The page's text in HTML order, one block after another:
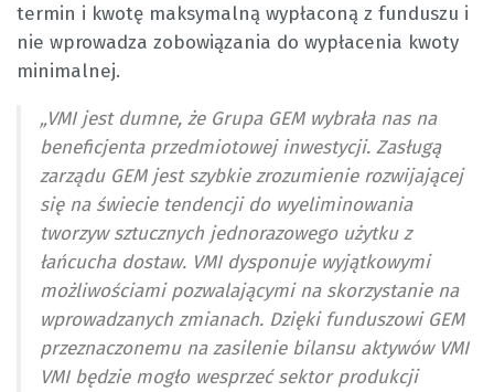
termin i kwotę maksymalną wypłaconą z funduszu i
nie wprowadza zobowiązania do wypłacenia kwoty
minimalnej.
„VMI jest dumne, że Grupa GEM wybrała nas na
beneficjenta przedmiotowej inwestycji. Zasługą
zarządu GEM jest szybkie zrozumienie rozwijającej
się na świecie tendencji do wyeliminowania
tworzyw sztucznych jednorazowego użytku z
łańcucha dostaw. VMI dysponuje wyjątkowymi
możliwościami pozwalającymi na skorzystanie na
wprowadzanych zmianach. Dzięki funduszowi GEM
przeznaczonemu na zasilenie bilansu aktywów VMI
VMI będzie mogło wesprzeć sektor produkcji